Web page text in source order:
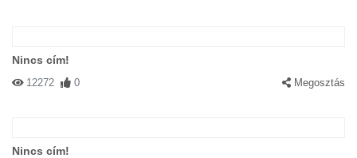
Nincs cím!
12272 0 Megosztás
Nincs cím!